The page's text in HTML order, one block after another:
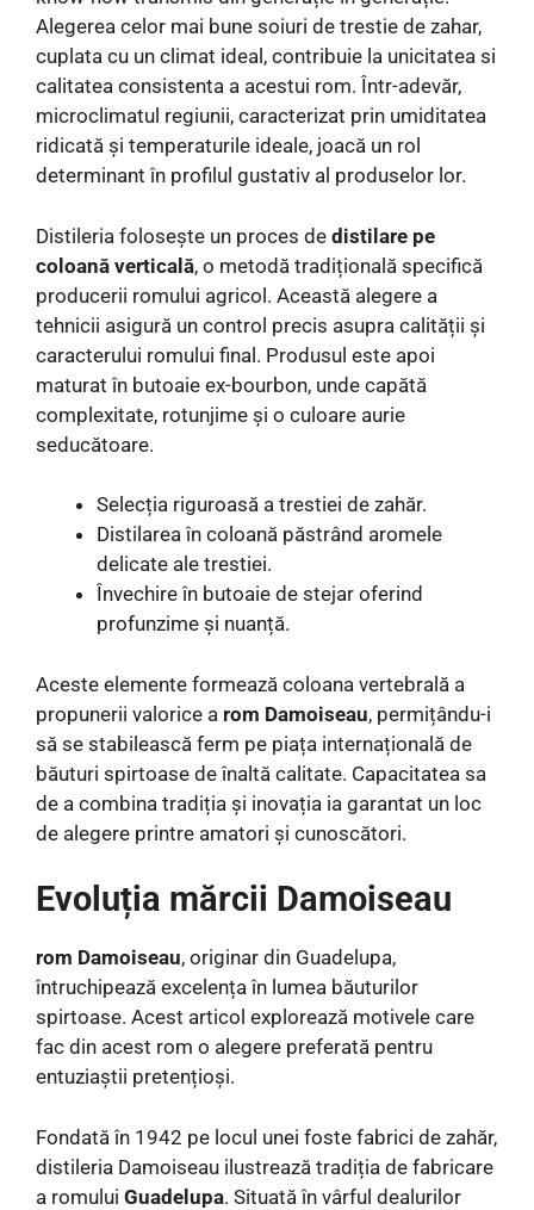
Alegerea celor mai bune soiuri de trestie de zahar,
cuplata cu un climat ideal, contribuie la unicitatea si
calitatea consistenta a acestui rom. Într-adevăr,
microclimatul regiunii, caracterizat prin umiditatea
ridicată și temperaturile ideale, joacă un rol
determinant în profilul gustativ al produselor lor.
Distileria folosește un proces de distilare pe
coloană verticală, o metodă tradițională specifică
producerii romului agricol. Această alegere a
tehnicii asigură un control precis asupra calității și
caracterului romului final. Produsul este apoi
maturat în butoaie ex-bourbon, unde capătă
complexitate, rotunjime și o culoare aurie
seducătoare.
Selecția riguroasă a trestiei de zahăr.
Distilarea în coloană păstrând aromele
delicate ale trestiei.
Învechire în butoaie de stejar oferind
profunzime și nuanță.
Aceste elemente formează coloana vertebrală a
propunerii valorice a rom Damoiseau, permițându-i
să se stabilească ferm pe piața internațională de
băuturi spirtoase de înaltă calitate. Capacitatea sa
de a combina tradiția și inovația ia garantat un loc
de alegere printre amatori și cunoscători.
Evoluția mărcii Damoiseau
rom Damoiseau, originar din Guadelupa,
întruchipează excelența în lumea băuturilor
spirtoase. Acest articol explorează motivele care
fac din acest rom o alegere preferată pentru
entuziaștii pretențioși.
Fondată în 1942 pe locul unei foste fabrici de zahăr,
distileria Damoiseau ilustrează tradiția de fabricare
a romului Guadelupa. Situată în vârful dealurilor